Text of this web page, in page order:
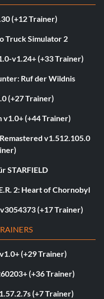
(+12 Trainer)
Truck Simulator 2
v1.24+ (+33 Trainer)
Ruf der Wildnis
(+27 Trainer)
v1.0+ (+44 Trainer)
v1.512.105.0
STARFIELD
2: Heart of Chornobyl
(+17 Trainer)
(+29 Trainer)
(+36 Trainer)
(+7 Trainer)